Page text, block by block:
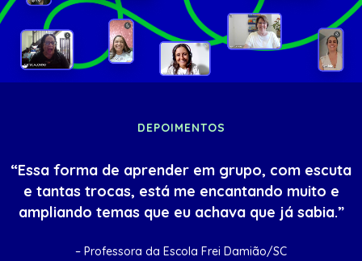
DEPOIMENTOS
“Essa forma de aprender em grupo, com escuta
e tantas trocas, está me encantando muito e
ampliando temas que eu achava que já sabia.”
– Professora da Escola Frei Damião/SC